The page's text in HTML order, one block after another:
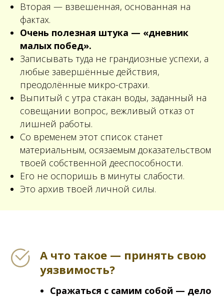
Вторая — взвешенная, основанная на
фактах.
Очень полезная штука — «дневник
малых побед».
Записывать туда не грандиозные успехи, а
любые завершённые действия,
преодолённые микро-страхи.
Выпитый с утра стакан воды, заданный на
совещании вопрос, вежливый отказ от
лишней работы.
Со временем этот список станет
материальным, осязаемым доказательством
твоей собственной дееспособности.
Его не оспоришь в минуты слабости.
Это архив твоей личной силы.
А что такое — принять свою
уязвимость?
Сражаться с самим собой — дело